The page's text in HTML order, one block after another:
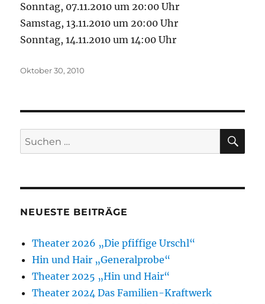
Sonntag, 07.11.2010 um 20:00 Uhr
Samstag, 13.11.2010 um 20:00 Uhr
Sonntag, 14.11.2010 um 14:00 Uhr
Veröffentlicht
Oktober 30, 2010
Suchen
nach:
NEUESTE BEITRÄGE
Theater 2026 „Die pfiffige Urschl“
Hin und Hair „Generalprobe“
Theater 2025 „Hin und Hair“
Theater 2024 Das Familien-Kraftwerk